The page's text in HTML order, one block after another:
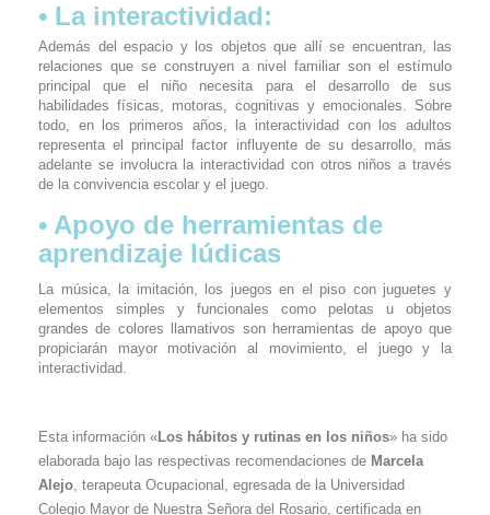
• La interactividad:
Además del espacio y los objetos que allí se encuentran, las
relaciones que se construyen a nivel familiar son el estímulo
principal que el niño necesita para el desarrollo de sus
habilidades físicas, motoras, cognitivas y emocionales. Sobre
todo, en los primeros años, la interactividad con los adultos
representa el principal factor influyente de su desarrollo, más
adelante se involucra la interactividad con otros niños a través
de la convivencia escolar y el juego.
• Apoyo de herramientas de
aprendizaje lúdicas
La música, la imitación, los juegos en el piso con juguetes y
elementos simples y funcionales como pelotas u objetos
grandes de colores llamativos son herramientas de apoyo que
propiciarán mayor motivación al movimiento, el juego y la
interactividad.
Esta información «Los hábitos y rutinas en los niños» ha sido
elaborada bajo las respectivas recomendaciones de Marcela
Alejo, terapeuta Ocupacional, egresada de la Universidad
Colegio Mayor de Nuestra Señora del Rosario, certificada en